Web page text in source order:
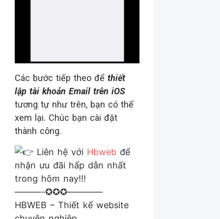
Các bước tiếp theo để thiết
lập tài khoản Email trên iOS
tương tự như trên, bạn có thể
xem lại. Chúc bạn cài đặt
thành công.
Liên hệ với Hbweb để
nhận ưu đãi hấp dẫn nhất
trong hôm nay!!!
———-✪✪✪————
HBWEB – Thiết kế website